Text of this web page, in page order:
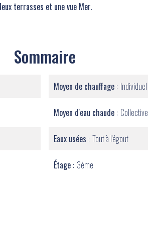
terrasses et une vue Mer.
Sommaire
Moyen de chauffage Individuel
Moyen d'eau chaude Collective
Eaux usées Tout à l'égout
Étage 3ème